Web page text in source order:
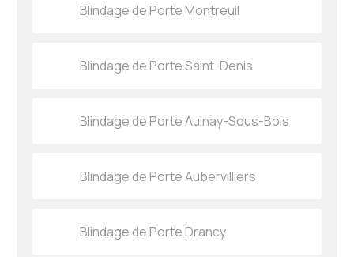
Blindage de Porte Montreuil
Blindage de Porte Saint-Denis
Blindage de Porte Aulnay-Sous-Bois
Blindage de Porte Aubervilliers
Blindage de Porte Drancy